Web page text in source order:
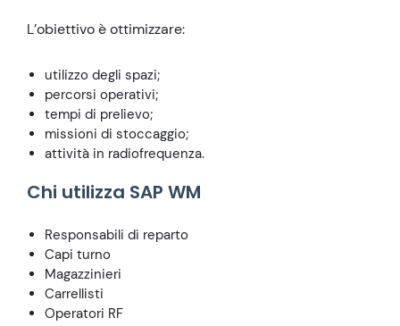
L’obiettivo è ottimizzare:
utilizzo degli spazi;
percorsi operativi;
tempi di prelievo;
missioni di stoccaggio;
attività in radiofrequenza.
Chi utilizza SAP WM
Responsabili di reparto
Capi turno
Magazzinieri
Carrellisti
Operatori RF